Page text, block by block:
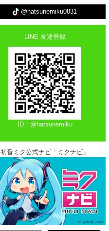
@hatsunemiku0831
LINE 友達登録
ID：@hatsunemiku
初音ミク公式ナビ「ミクナビ」